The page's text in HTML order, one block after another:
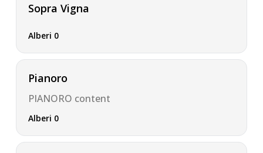
Sopra Vigna
Alberi 0
Pianoro
PIANORO content
Alberi 0